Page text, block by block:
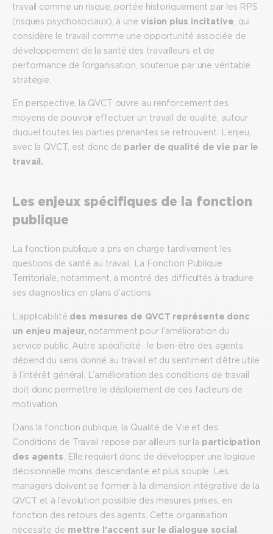
travail comme un risque, portée historiquement par les RPS
(risques psychosociaux), à une vision plus incitative , qui
considère le travail comme une opportunité associée de
développement de la santé des travailleurs et de
performance de l’organisation, soutenue par une véritable
stratégie.
En perspective, la QVCT ouvre au renforcement des
moyens de pouvoir effectuer un travail de qualité, autour
duquel toutes les parties prenantes se retrouvent. L’enjeu,
avec la QVCT, est donc de parler de qualité de vie par le
travail.
Les enjeux spécifiques de la fonction
publique
La fonction publique a pris en charge tardivement les
questions de santé au travail. La Fonction Publique
Territoriale, notamment, a montré des difficultés à traduire
ses diagnostics en plans d’actions.
L’applicabilité des mesures de QVCT représente donc
un enjeu majeur, notamment pour l’amélioration du
service public. Autre spécificité : le bien-être des agents
dépend du sens donné au travail et du sentiment d’être utile
à l’intérêt général. L’amélioration des conditions de travail
doit donc permettre le déploiement de ces facteurs de
motivation.
Dans la fonction publique, la Qualité de Vie et des
Conditions de Travail repose par ailleurs sur la participation
des agents . Elle requiert donc de développer une logique
décisionnelle moins descendante et plus souple. Les
managers doivent se former à la dimension intégrative de la
QVCT et à l’évolution possible des mesures prises, en
fonction des retours des agents. Cette organisation
nécessite de mettre l’accent sur le dialogue social